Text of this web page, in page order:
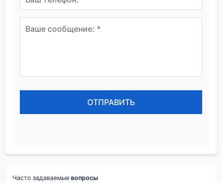
Часто задаваемые вопросы